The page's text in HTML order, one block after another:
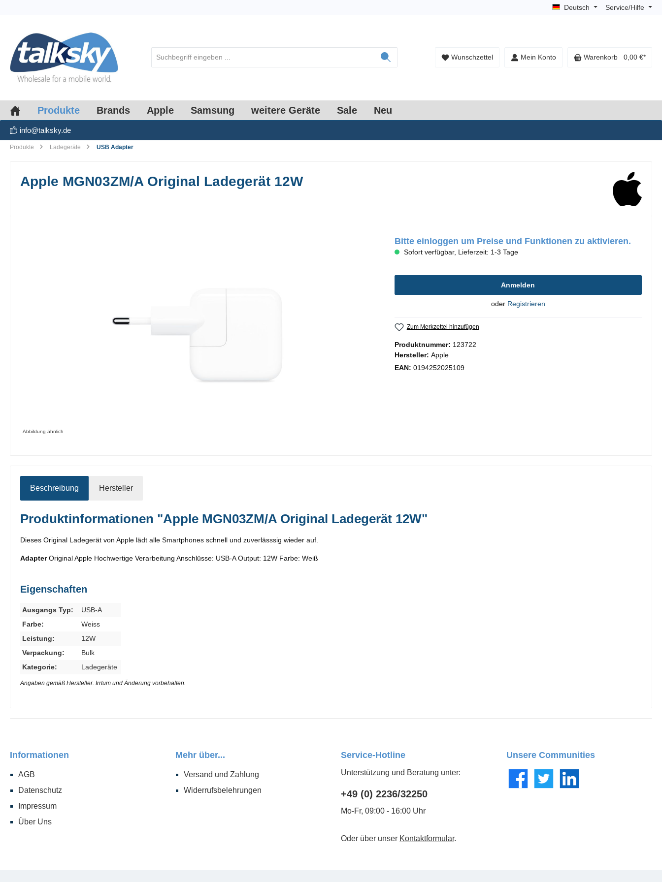
Deutsch Service/Hilfe
Wunschzettel Mein Konto Warenkorb 0,00 €*
Produkte Brands Apple Samsung weitere Geräte Sale Neu
info@talksky.de
Produkte Ladegeräte USB Adapter
Apple MGN03ZM/A Original Ladegerät 12W
Abbildung ähnlich
Bitte einloggen um Preise und Funktionen zu aktivieren.
Sofort verfügbar, Lieferzeit: 1-3 Tage
Anmelden
oder Registrieren
Zum Merkzettel hinzufügen
Produktnummer: 123722
Hersteller: Apple
EAN: 0194252025109
Beschreibung Hersteller
Produktinformationen "Apple MGN03ZM/A Original Ladegerät 12W"
Dieses Original Ladegerät von Apple lädt alle Smartphones schnell und zuverlässsig wieder auf.
AdapterOriginal Apple Hochwertige Verarbeitung Anschlüsse: USB-A Output: 12W Farbe: Weiß
Eigenschaften
Ausgangs Typ:
USB-A
Farbe:
Weiss
Leistung:
12W
Verpackung:
Bulk
Kategorie:
Ladegeräte
Angaben gemäß Hersteller. Irrtum und Änderung vorbehalten.
Informationen
AGB
Datenschutz
Impressum
Über Uns
Mehr über...
Versand und Zahlung
Widerrufsbelehrungen
Service-Hotline
Unterstützung und Beratung unter:
+49 (0) 2236/32250
Mo-Fr, 09:00 - 16:00 Uhr
Oder über unser Kontaktformular.
Unsere Communities
FacebookTwitter LinkedIn